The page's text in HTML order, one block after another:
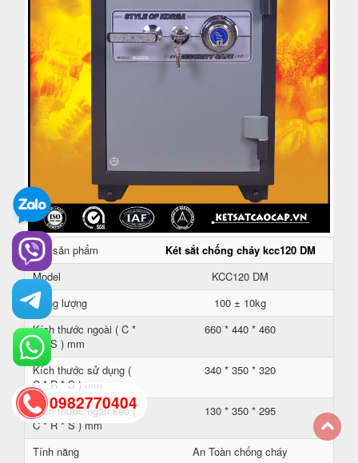
Tên sản phẩm
Két sắt chống cháy kcc120 DM
Model
KCC120 DM
Trọng lượng
100 ± 10kg
Kích thước ngoài ( C *
R * S ) mm
660 * 440 * 460
Kích thước sử dụng (
C * R * S ) mm
340 * 350 * 320
Kích thước ngăn kéo (
C * R * S ) mm
130 * 350 * 295
Tính năng An Toàn chống cháy
0982770404